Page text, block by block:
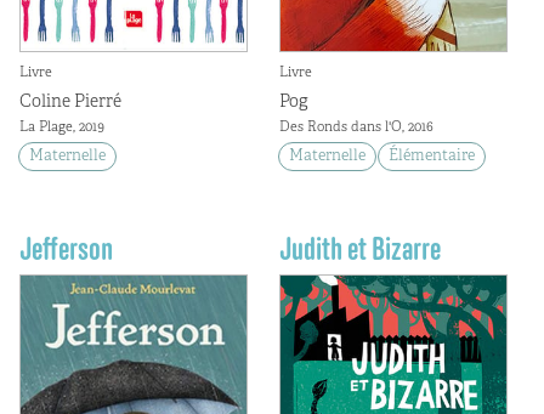
Livre
Coline Pierré
La Plage, 2019
Maternelle
Livre
Pog
Des Ronds dans l'O, 2016
Maternelle Élémentaire
Jefferson Judith et Bizarre